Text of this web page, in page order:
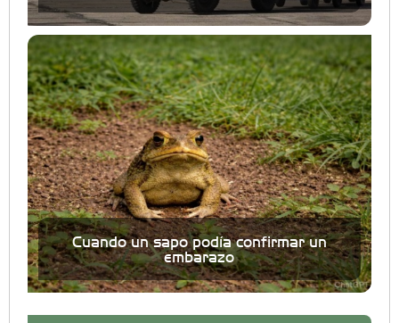
Cuando un sapo podía confirmar un
embarazo